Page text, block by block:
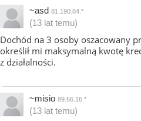
~asd 81.190.84.*
(13 lat temu)
Dochód na 3 osoby oszacowany
określił mi maksymalną kwotę
z działalności.
~misio 89.66.16.*
(13 lat temu)